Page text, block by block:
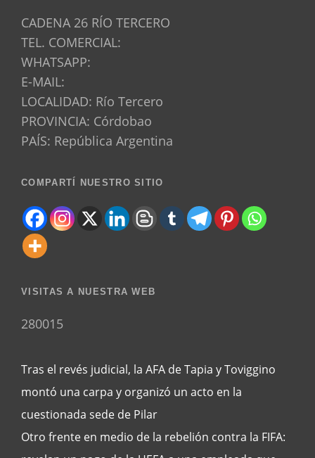
CADENA 26 RÍO TERCERO
TEL. COMERCIAL:
WHATSAPP:
E-MAIL:
LOCALIDAD: Río Tercero
PROVINCIA: Córdobao
PAÍS: República Argentina
COMPARTÍ NUESTRO SITIO
VISITAS A NUESTRA WEB
280015
Tras el revés judicial, la AFA de Tapia y Toviggino
montó una carpa y organizó un acto en la
cuestionada sede de Pilar
Otro frente en medio de la rebelión contra la FIFA: